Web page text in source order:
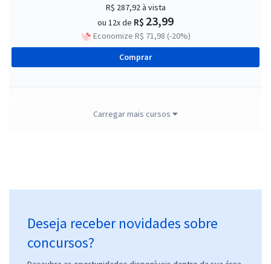
R$ 287,92à vista
ou 12x de R$ 23,99
Economize R$ 71,98 (-20%)
Comprar
Conhecimentos Específicos para o MP GO - Ministério Público do
Carregar mais cursos
Deseja receber novidades sobre
concursos?